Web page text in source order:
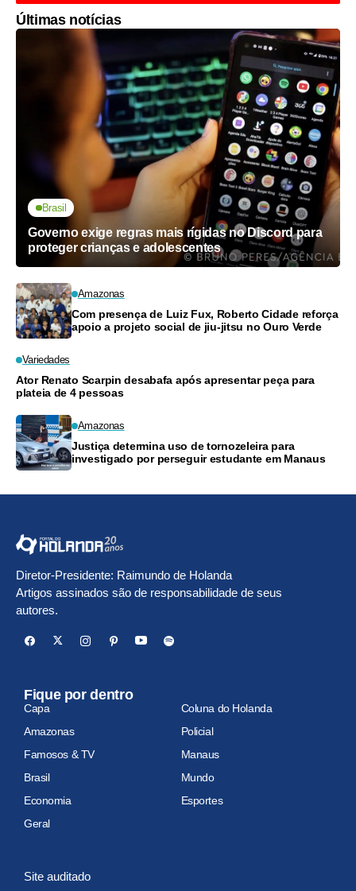
Últimas notícias
Brasil
Governo exige regras mais rígidas no Discord para
proteger crianças e adolescentes
Amazonas
Com presença de Luiz Fux, Roberto Cidade reforça
apoio a projeto social de jiu-jitsu no Ouro Verde
Variedades
Ator Renato Scarpin desabafa após apresentar peça para
plateia de 4 pessoas
Amazonas
Justiça determina uso de tornozeleira para
investigado por perseguir estudante em Manaus
Diretor-Presidente: Raimundo de Holanda
Artigos assinados são de responsabilidade de seus
autores.
Fique por dentro
Capa
Coluna do Holanda
Amazonas
Policial
Famosos & TV
Manaus
Brasil
Mundo
Economia
Esportes
Geral
Site auditado